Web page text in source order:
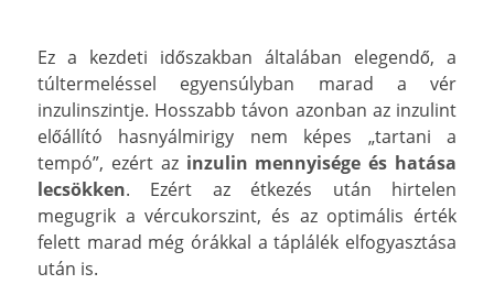
Ez a kezdeti időszakban általában elegendő, a
túltermeléssel egyensúlyban marad a vér
inzulinszintje. Hosszabb távon azonban az inzulint
előállító hasnyálmirigy nem képes „tartani a
tempó”, ezért az inzulin mennyisége és hatása
lecsökken. Ezért az étkezés után hirtelen
megugrik a vércukorszint, és az optimális érték
felett marad még órákkal a táplálék elfogyasztása
után is.